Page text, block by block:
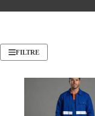
FILTRE